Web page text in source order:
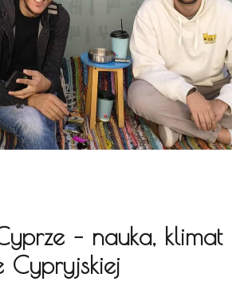
– nauka,
Cypryjskiej